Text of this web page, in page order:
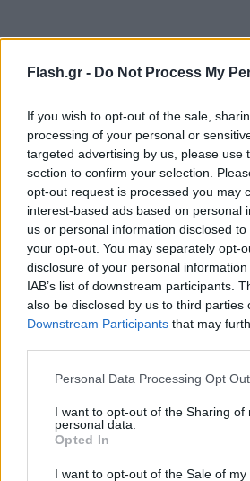
Flash.gr - Do Not Process My
If you wish to opt-out of the sale,
processing of your personal or
targeted advertising by us, please use
section to confirm your selection.
opt-out request is processed you may
interest-based ads based on personal
us or personal information disclosed
your opt-out. You may separately opt-
disclosure of your personal
IAB’s list of downstream participants.
also be disclosed by us to third parties
Downstream Participants that may
Please note that this website/app uses
not limited to your visit or usage
grant or deny consent to Google and
use your data for below specified
consent section.
Personal Data Processing Opt
I want to opt-out of the Sharing of
personal data.
Opted In
I want to opt-out of the Sale of my
Αντιδράσεις στα social για
κουταβιού που ζούσε με
Ζωολογίας
06.08.2026